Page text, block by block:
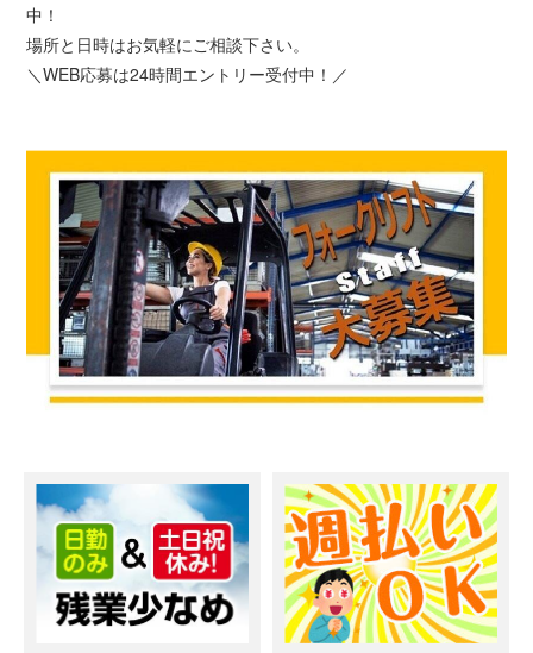
中！
場所と日時はお気軽にご相談下さい。
＼WEB応募は24時間エントリー受付中！／